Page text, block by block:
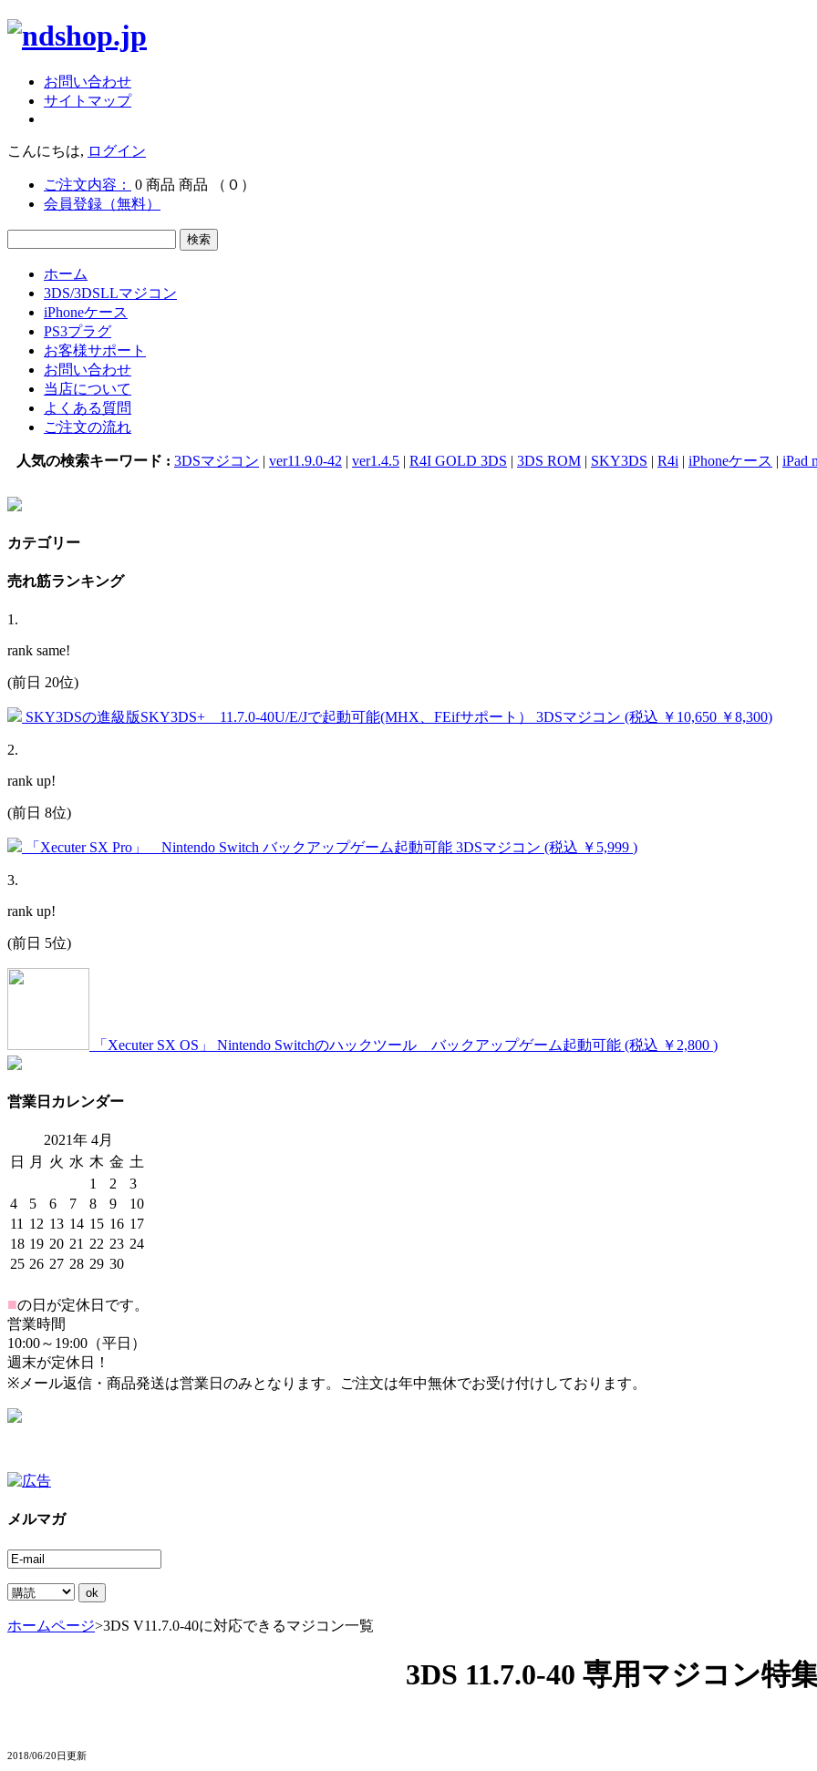
お問い合わせ
サイトマップ
こんにちは, ログイン
ご注文内容： 0 商品 商品
（０）
会員登録（無料）
ホーム
3DS/3DSLLマジコン
iPhoneケース
PS3プラグ
お客様サポート
お問い合わせ
当店について
よくある質問
ご注文の流れ
人気の検索キーワード : 3DSマジコン | ver11.9.0-42 | ver1.4.5 | R4I GOLD 3DS | 3DS ROM | SKY3DS | R4i | iPhoneケース | iPad
カテゴリー
売れ筋ランキング
1 .
rank same!
(前日 20位)
SKY3DSの進級版SKY3DS+ 11.7.0-40U/E/Jで起動可能(MHX、FEifサポート） 3DSマジコン (税込 ￥10,650 ￥8,300)
2.
rank up!
(前日 8位)
「Xecuter SX Pro」 Nintendo Switch バックアップゲーム起動可能 3DSマジコン (税込 ￥5,999 )
3.
rank up!
(前日 5位)
「Xecuter SX OS」 Nintendo Switchのハックツール バックアップゲーム起動可能 (税込 ￥2,800 )
営業日カレンダー
2021年4月
日
月 火 水 木 金 土
1
2
3
4
5 6 7 8 9
10
11 12 13 14 15 16 17
18 19 20 21 22 23 24
25 26 27 28 29 30
■の日が定休日です。
営業時間
10:00～19:00（平日）
週末が定休日！
※メール返信・商品発送は営業日のみとなります。ご注文は年中無休でお受け付けしております。
メルマガ
ホームページ>3DS V11.7.0-40に対応できるマジコン一覧
3DS 11.7.0-40 専用マジコン特
2018/06/20日更新